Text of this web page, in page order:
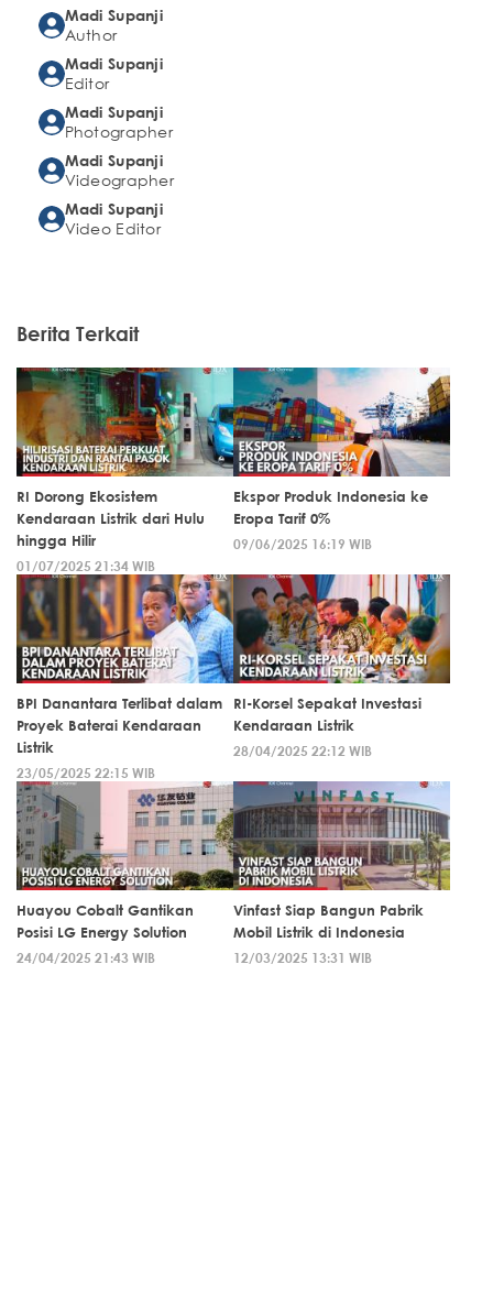
Madi Supanji
Author
Madi Supanji
Editor
Madi Supanji
Photographer
Madi Supanji
Videographer
Madi Supanji
Video Editor
Berita Terkait
RI Dorong Ekosistem
Kendaraan Listrik dari Hulu
hingga Hilir
01/07/2025 21:34 WIB
Ekspor Produk Indonesia ke
Eropa Tarif 0%
09/06/2025 16:19 WIB
BPI Danantara Terlibat dalam
Proyek Baterai Kendaraan
Listrik
23/05/2025 22:15 WIB
RI-Korsel Sepakat Investasi
Kendaraan Listrik
28/04/2025 22:12 WIB
Huayou Cobalt Gantikan
Posisi LG Energy Solution
24/04/2025 21:43 WIB
Vinfast Siap Bangun Pabrik
Mobil Listrik di Indonesia
12/03/2025 13:31 WIB